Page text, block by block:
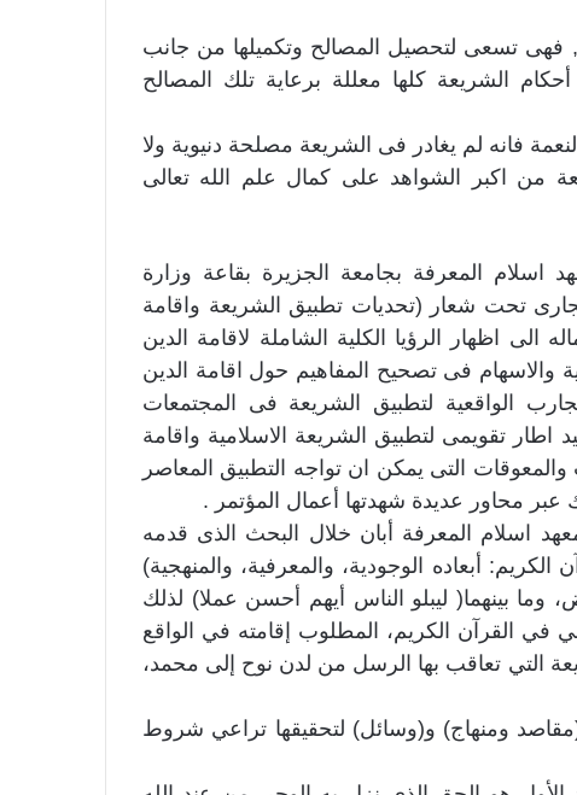
فهى تسعى لتحصيل المصالح وتكميلها من جانب
الشريعة كلها معللة برعاية تلك المصالح
فانه لم يغادر فى الشريعة مصلحة دنيوية ولا
من اكبر الشواهد على كمال علم الله تعالى
اسلام المعرفة بجامعة الجزيرة بقاعة وزارة
خلال الفترة من 18 الى 20 مايو الجارى تحت شعار (تحديات تطبيق الشريعة واقامة
اظهار الرؤيا الكلية الشاملة لاقامة الدين
والاسهام فى تصحيح المفاهيم حول اقامة الدين
الواقعية لتطبيق الشريعة فى المجتمعات
اطار تقويمى لتطبيق الشريعة الاسلامية واقامة
التى يمكن ان تواجه التطبيق المعاصر
عبر محاور عديدة شهدتها أعمال المؤتمر .
اسلام المعرفة أبان خلال البحث الذى قدمه
أبعاده الوجودية، والمعرفية، والمنهجية)
وما بينهما( ليبلو الناس أيهم أحسن عملا) لذلك
في القرآن الكريم، المطلوب إقامته في الواقع
التي تعاقب بها الرسل من لدن نوح إلى محمد،
ومنهاج) و(وسائل) لتحقيقها تراعي شروط